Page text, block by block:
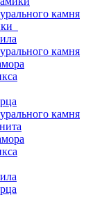
камня
камня
камня